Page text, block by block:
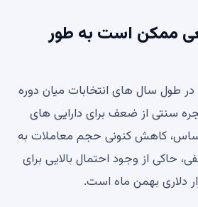
ممکن است به طور
در طول سال های انتخابات میان دوره
سنتی از ضعف برای دارایی های
کاهش کنونی حجم معاملات به
حاکی از وجود احتمال بالایی برای